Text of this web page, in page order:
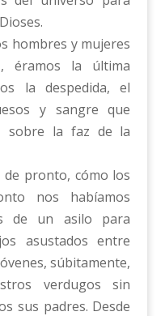
hombres y mujeres
éramos la última
la despedida, el
y sangre que
sobre la faz de la
pronto, cómo los
nos habíamos
de un asilo para
asustados entre
súbitamente,
verdugos sin
sus padres. Desde